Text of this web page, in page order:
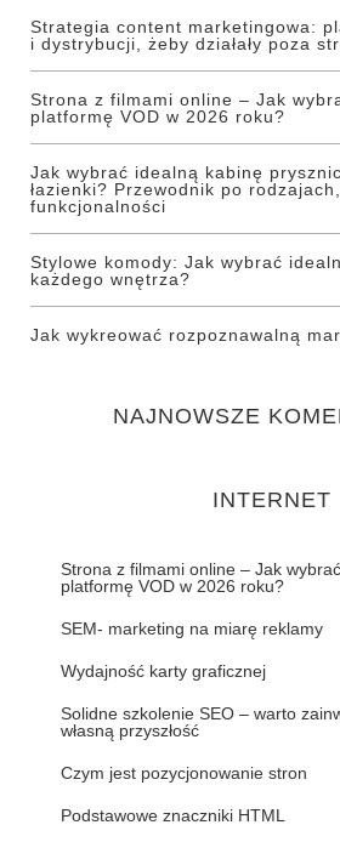
Strategia content marketingowa:
i dystrybucji, żeby działały poza
Strona z filmami online – Jak
platformę VOD w 2026 roku?
Jak wybrać idealną kabinę
łazienki? Przewodnik po
funkcjonalności
Stylowe komody: Jak wybrać
każdego wnętrza?
Jak wykreować rozpoznawalną
NAJNOWSZE
INTERNET
Strona z filmami online – Jak
platformę VOD w 2026 roku?
SEM- marketing na miarę reklamy
Wydajność karty graficznej
Solidne szkolenie SEO – warto
własną przyszłość
Czym jest pozycjonowanie stron
Podstawowe znaczniki HTML